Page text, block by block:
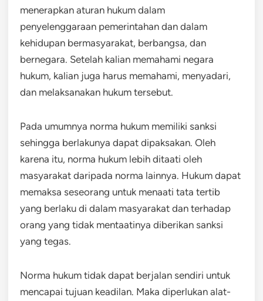
menerapkan aturan hukum dalam
penyelenggaraan pemerintahan dan dalam
kehidupan bermasyarakat, berbangsa, dan
bernegara. Setelah kalian memahami negara
hukum, kalian juga harus memahami, menyadari,
dan melaksanakan hukum tersebut.
Pada umumnya norma hukum memiliki sanksi
sehingga berlakunya dapat dipaksakan. Oleh
karena itu, norma hukum lebih ditaati oleh
masyarakat daripada norma lainnya. Hukum dapat
memaksa seseorang untuk menaati tata tertib
yang berlaku di dalam masyarakat dan terhadap
orang yang tidak mentaatinya diberikan sanksi
yang tegas.
Norma hukum tidak dapat berjalan sendiri untuk
mencapai tujuan keadilan. Maka diperlukan alat-